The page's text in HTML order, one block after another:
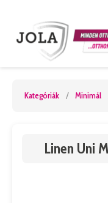
Kategóriák / Minimál
Linen Uni